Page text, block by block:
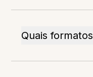
Quais